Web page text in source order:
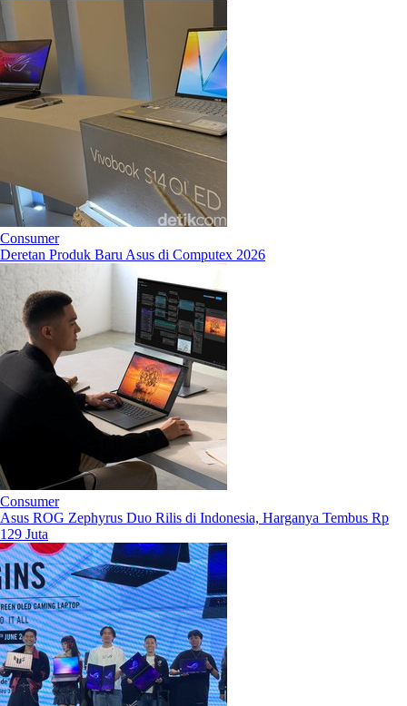
Consumer
Deretan Produk Baru Asus di Computex 2026
Consumer
Asus ROG Zephyrus Duo Rilis di Indonesia, Harganya Tembus Rp
129 Juta